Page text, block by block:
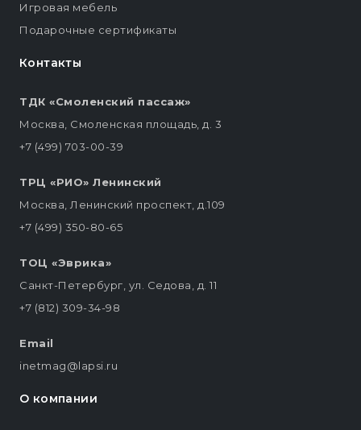
Контакты
ТДК «Смоленский пассаж»
Москва, Смоленская площадь, д. 3
+7 (499) 703-00-39
ТРЦ «РИО» Ленинский
Москва, Ленинский проспект, д.109
+7 (499) 350-80-65
ТОЦ «Эврика»
Санкт-Петербург, ул. Седова, д. 11
+7 (812) 309-34-98
Email
inetmag@lapsi.ru
Игровая мебель
Подарочные сертификаты
О компании